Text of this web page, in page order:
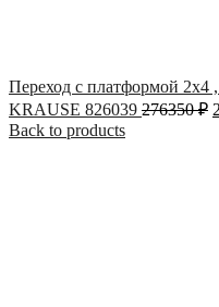
Переход с платформой 2х4
KRAUSE 826039 276350₽
Back to products